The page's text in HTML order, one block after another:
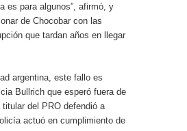
es para algunos”, afirmó, y
de Chocobar con las
que tardan años en llegar
argentina, este fallo es
Bullrich que esperó fuera de
titular del PRO defendió a
actuó en cumplimiento de